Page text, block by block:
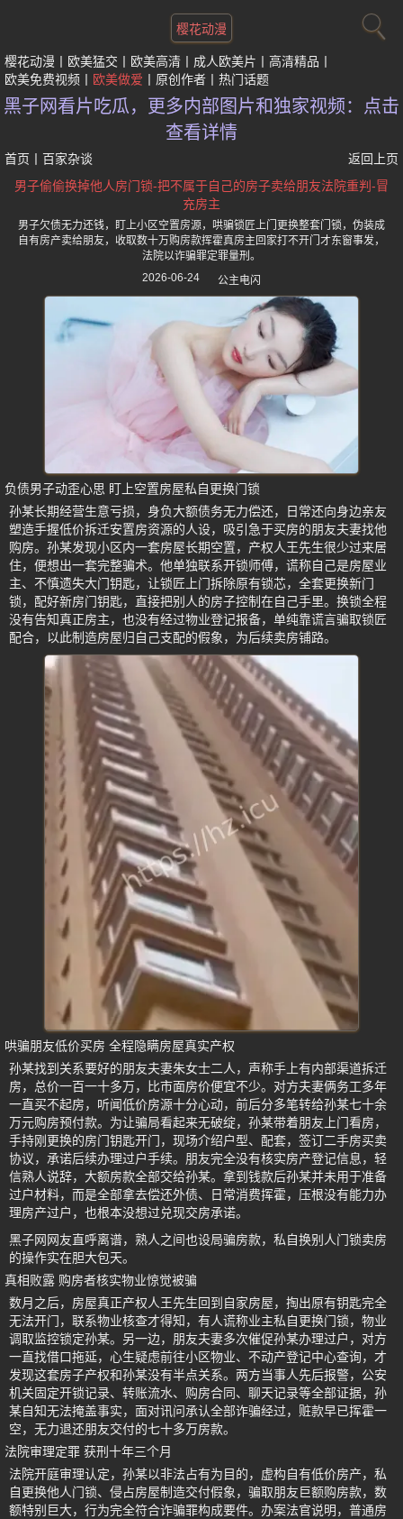
樱花动漫
樱花动漫 欧美猛交 欧美高清 成人欧美片
高清精品
欧美免费视频
欧美做爱 原创作者 热门话题
黑子网看片吃瓜，更多内部图片和独家视频：点击
查看详情
首页 百家杂谈
返回上页
男子偷偷换掉他人房门锁-把不属于自己的房子卖给朋友法院重判-冒
充房主
男子欠债无力还钱，盯上小区空置房源，哄骗锁匠上门更换整套门锁，伪装成
自有房产卖给朋友，收取数十万购房款挥霍真房主回家打不开门才东窗事发，
法院以诈骗罪定罪量刑。
2026-06-24
公主电闪
负债男子动歪心思 盯上空置房屋私自更换门锁
孙某长期经营生意亏损，身负大额债务无力偿还，日常还向身边亲友
塑造手握低价拆迁安置房资源的人设，吸引急于买房的朋友夫妻找他
购房。孙某发现小区内一套房屋长期空置，产权人王先生很少过来居
住，便想出一套完整骗术。他单独联系开锁师傅，谎称自己是房屋业
主、不慎遗失大门钥匙，让锁匠上门拆除原有锁芯，全套更换新门
锁，配好新房门钥匙，直接把别人的房子控制在自己手里。换锁全程
没有告知真正房主，也没有经过物业登记报备，单纯靠谎言骗取锁匠
配合，以此制造房屋归自己支配的假象，为后续卖房铺路。
哄骗朋友低价买房 全程隐瞒房屋真实产权
孙某找到关系要好的朋友夫妻朱女士二人，声称手上有内部渠道拆迁
房，总价一百一十多万，比市面房价便宜不少。对方夫妻俩务工多年
一直买不起房，听闻低价房源十分心动，前后分多笔转给孙某七十余
万元购房预付款。为让骗局看起来无破绽，孙某带着朋友上门看房，
手持刚更换的房门钥匙开门，现场介绍户型、配套，签订二手房买卖
协议，承诺后续办理过户手续。朋友完全没有核实房产登记信息，轻
信熟人说辞，大额房款全部交给孙某。拿到钱款后孙某并未用于准备
过户材料，而是全部拿去偿还外债、日常消费挥霍，压根没有能力办
理房产过户，也根本没想过兑现交房承诺。
黑子网网友直呼离谱，熟人之间也设局骗房款，私自换别人门锁卖房
的操作实在胆大包天。
真相败露 购房者核实物业惊觉被骗
数月之后，房屋真正产权人王先生回到自家房屋，掏出原有钥匙完全
无法开门，联系物业核查才得知，有人谎称业主私自更换门锁，物业
调取监控锁定孙某。另一边，朋友夫妻多次催促孙某办理过户，对方
一直找借口拖延，心生疑虑前往小区物业、不动产登记中心查询，才
发现这套房子产权和孙某没有半点关系。两方当事人先后报警，公安
机关固定开锁记录、转账流水、购房合同、聊天记录等全部证据，孙
某自知无法掩盖事实，面对讯问承认全部诈骗经过，赃款早已挥霍一
空，无力退还朋友交付的七十多万房款。
法院审理定罪 获刑十年三个月
法院开庭审理认定，孙某以非法占有为目的，虚构自有低价房产，私
自更换他人门锁、侵占房屋制造交付假象，骗取朋友巨额购房款，数
额特别巨大，行为完全符合诈骗罪构成要件。办案法官说明，普通房